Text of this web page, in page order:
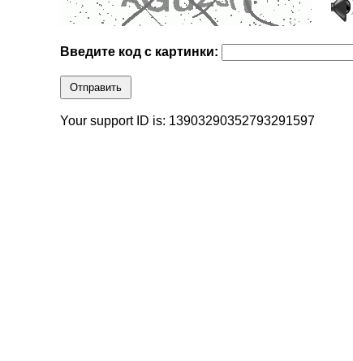
Введите код с картинки:
Отправить
Your support ID is: 13903290352793291597